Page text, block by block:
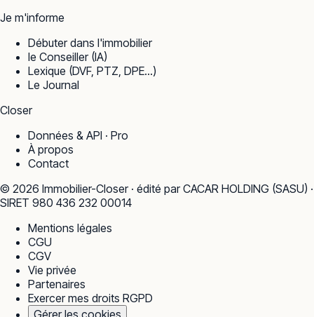
Je m'informe
Débuter dans l'immobilier
le Conseiller (IA)
Lexique (DVF, PTZ, DPE…)
Le Journal
Closer
Données & API · Pro
À propos
Contact
© 2026 Immobilier-Closer · édité par CACAR HOLDING (SASU) ·
SIRET 980 436 232 00014
Mentions légales
CGU
CGV
Vie privée
Partenaires
Exercer mes droits RGPD
Gérer les cookies